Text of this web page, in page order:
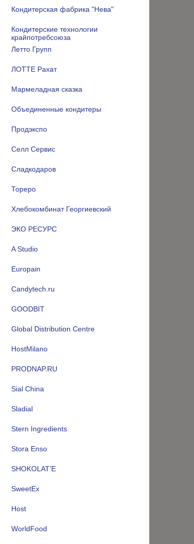
Кондитерская фабрика "Нева"
Кондитерские технологии
крайпотребсоюза
Летто Групп
ЛОТТЕ Рахат
Мармеладная сказка
Объединенные кондитеры
Продэкспо
Селл Сервис
Сладкодаров
Тореро
Хлебокомбинат Георгиевский
ЭКО РЕСУРС
A Studio
Europain
Candytech.ru
GOODBIT
Global Distribution Centre
HostMilano
PRODNAP.RU
Sial China
Sladial
Stern Ingredients
Stora Enso
SHOKOLAT’E
SweetEx
Host
WorldFood